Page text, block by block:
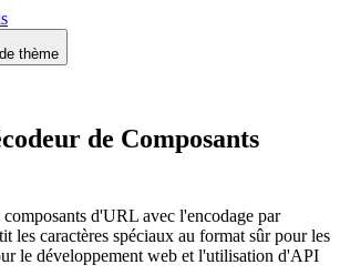
thème
de Composants
d'URL avec l'encodage par
les caractères spéciaux au format sûr pour les
le développement web et l'utilisation d'API